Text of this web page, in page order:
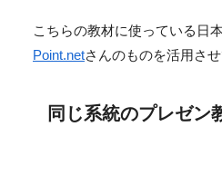
こちらの教材に使っている日
Point.netさんのものを活用さ
同じ系統のプレゼン